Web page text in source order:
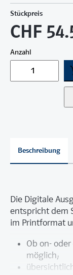
Stückpreis
CHF
Anzahl
Beschreibung
Die Digitale
entspricht dem
im Printformat
Ob on-
möglich;